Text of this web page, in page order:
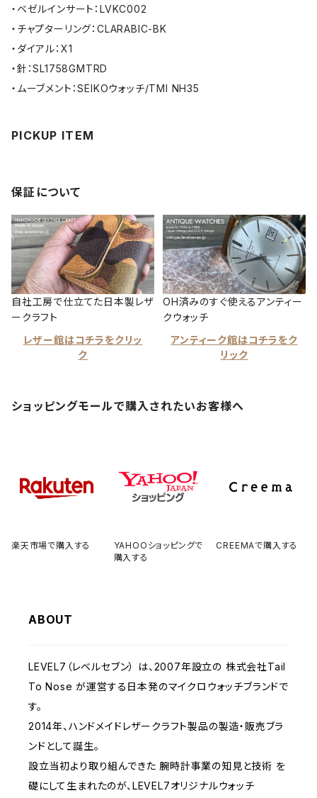
・ベゼルインサート：LVKC002
・チャプターリング：CLARABIC-BK
・ダイアル：X1
・針：SL1758GMTRD
・ムーブメント：SEIKOウォッチ/TMI NH35
PICKUP ITEM
保証について
自社工房で仕立てた日本製レザ
ークラフト
レザー館はコチラをクリッ
ク
OH済みのすぐ使えるアンティー
クウォッチ
アンティーク館はコチラをク
リック
ショッピングモールで購入されたいお客様へ
楽天市場で購入する
YAHOOショッピングで
購入する
CREEMAで購入する
ABOUT
LEVEL7（レベルセブン） は、2007年設立の 株式会社Tail
To Nose が運営する日本発のマイクロウォッチブランドで
す。
2014年、ハンドメイドレザークラフト製品の製造・販売ブラ
ンドとして誕生。
設立当初より取り組んできた 腕時計事業の知見と技術 を
礎にして生まれたのが、LEVEL7オリジナルウォッチ